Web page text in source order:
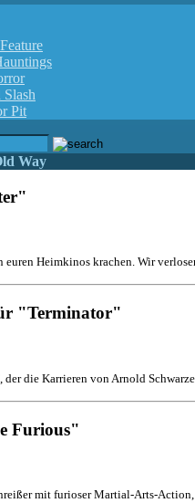
Slash
Pit
Way
euren Heimkinos krachen. Wir
"Terminator"
die Karrieren von Arnold
Furious"
mit furioser Martial-Arts-